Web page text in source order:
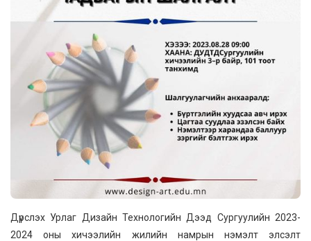
Дүрслэх Урлаг Дизайн Технологийн Дээд Сургуулийн 2023-
2024 оны хичээлийн жилийн намрын нэмэлт элсэлт